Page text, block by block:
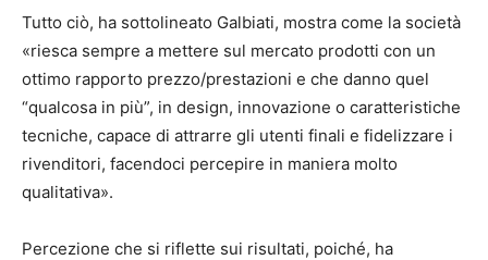
Tutto ciò, ha sottolineato Galbiati, mostra come la società
«riesca sempre a mettere sul mercato prodotti con un
ottimo rapporto prezzo/prestazioni e che danno quel
“qualcosa in più”, in design, innovazione o caratteristiche
tecniche, capace di attrarre gli utenti finali e fidelizzare i
rivenditori, facendoci percepire in maniera molto
qualitativa».
Percezione che si riflette sui risultati, poiché, ha